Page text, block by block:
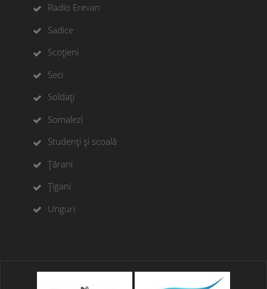
Radio Erevan
Sadice
Scoțieni
Seci
Soldați
Somalezi
Studenți și scoală
Țărani
Țigani
Unguri